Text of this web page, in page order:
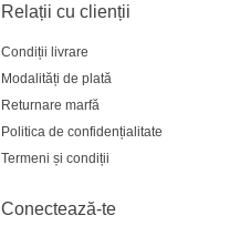
Relații cu clienții
Condiții livrare
Modalități de plată
Returnare marfă
Politica de confidențialitate
Termeni și condiții
Conectează-te